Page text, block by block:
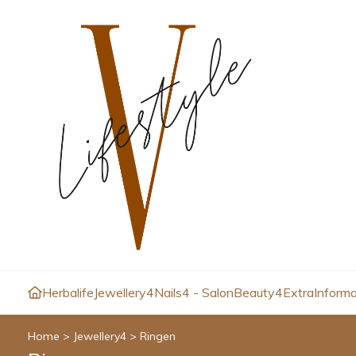
HerbalifeJewellery4Nails4 - SalonBeauty4Extra
Home > Jewellery4 > Ringen